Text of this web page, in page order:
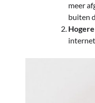
meer
buiten